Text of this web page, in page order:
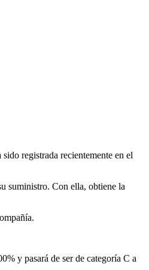
sido registrada recientemente en el
suministro. Con ella, obtiene la
y pasará de ser de categoría C a